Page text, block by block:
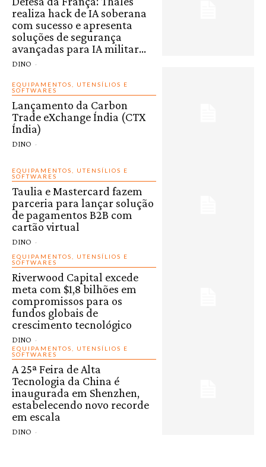
realiza hack de IA soberana
com sucesso e apresenta
soluções de segurança
avançadas para IA militar...
DINO -
EQUIPAMENTOS, UTENSÍLIOS E
SOFTWARES
Lançamento da Carbon
Trade eXchange Índia (CTX
Índia)
DINO -
EQUIPAMENTOS, UTENSÍLIOS E
SOFTWARES
Taulia e Mastercard fazem
parceria para lançar solução
de pagamentos B2B com
cartão virtual
DINO -
EQUIPAMENTOS, UTENSÍLIOS E
SOFTWARES
Riverwood Capital excede
meta com $1,8 bilhões em
compromissos para os
fundos globais de
crescimento tecnológico
DINO -
EQUIPAMENTOS, UTENSÍLIOS E
SOFTWARES
A 25ª Feira de Alta
Tecnologia da China é
inaugurada em Shenzhen,
estabelecendo novo recorde
em escala
DINO -